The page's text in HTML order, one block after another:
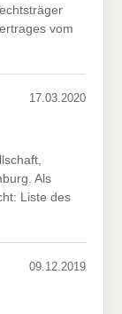
vom
17.03.2020
Als
Liste des
09.12.2019